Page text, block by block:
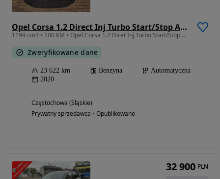
Opel Corsa 1.2 Direct Inj Turbo Start/Stop Automatik Edition
1199 cm3 • 100 KM • Opel Corsa 1.2 Diret Inj Turbo Start/Stop Automatic Edition
Zweryfikowane dane
23 622 km Benzyna
Automatyczna
2020
Częstochowa (Śląskie)
Prywatny sprzedawca • Opublikowano
32 900 PLN